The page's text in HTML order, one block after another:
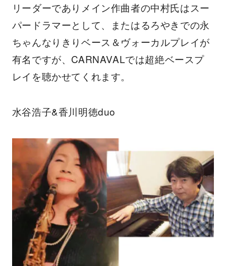
リーダーでありメイン作曲者の中村氏はスー
パードラマーとして、またはるろやきでの永
ちゃんなりきりベース＆ヴォーカルプレイが
有名ですが、CARNAVALでは超絶ベースプ
レイを聴かせてくれます。
水谷浩子&香川明徳duo